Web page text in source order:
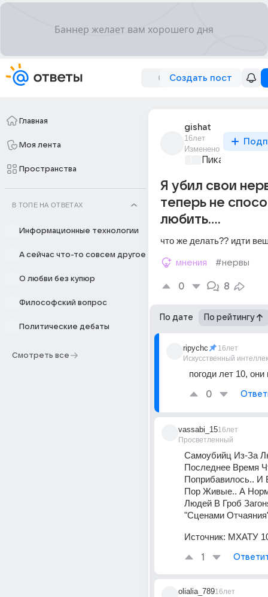
Создать пост
Главная
Моя лента
Пространства
В ТОПЕ НА ОТВЕТАХ
Информационные технологии
А сейчас что-то совсем другое
О любви без купюр
Философский вопрос
Политические дебаты
Смотреть все
gishat
16лет
Изменено
Пикантно о
Я убил свои
теперь не
любить....
что же делать?? идти
мнения #нервы
0 8
По дате По рейтингу
ripychc
Искусственный
16лет
погоди лет 10, они
0
vassabi_15
Просветленный
16лет
Самоубийц Из-За
Последнее Время
Поприбавилось.. И
Пор Живые.. А
Людей В Гроб
"Сценами
Источник: МХАТУ
1
olialia_78916лет